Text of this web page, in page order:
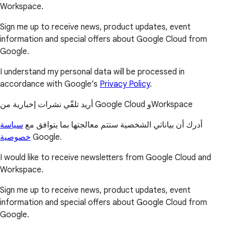
Workspace.
Sign me up to receive news, product updates, event
information and special offers about Google Cloud from
Google.
I understand my personal data will be processed in
accordance with Google’s Privacy Policy.
أريد تلقّي نشرات إخبارية من Google Cloud وWorkspace
أدرك أن بياناتي الشخصية ستتم معالجتها بما يتوافق مع سياسة
خصوصية Google.
I would like to receive newsletters from Google Cloud and
Workspace.
Sign me up to receive news, product updates, event
information and special offers about Google Cloud from
Google.